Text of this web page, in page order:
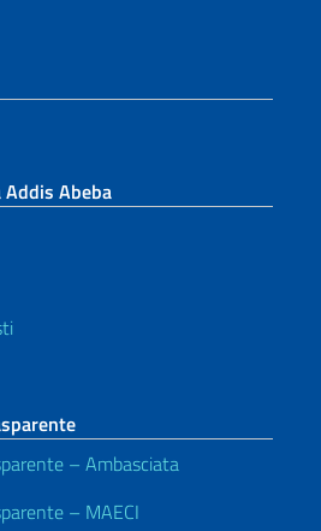
Addis Abeba
– Ambasciata
– MAECI